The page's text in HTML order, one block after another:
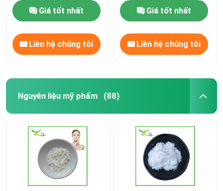
Giá tốt nhất
Liên hệ chúng tôi
Giá tốt nhất
Liên hệ chúng tôi
Nguyên liệu mỹ phẩm (88)